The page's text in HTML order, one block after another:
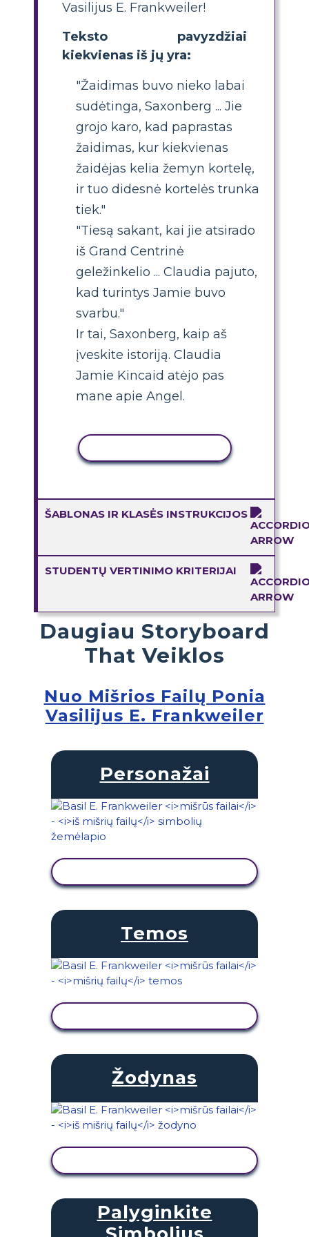
Vasilijus E. Frankweiler!
Teksto pavyzdžiai
kiekvienas iš jų yra:
"Žaidimas buvo nieko labai
sudėtinga, Saxonberg ... Jie
grojo karo, kad paprastas
žaidimas, kur kiekvienas
žaidėjas kelia žemyn kortelę,
ir tuo didesnė kortelės trunka
tiek."
"Tiesą sakant, kai jie atsirado
iš Grand Centrinė
geležinkelio ... Claudia pajuto,
kad turintys Jamie buvo
svarbu."
Ir tai, Saxonberg, kaip aš
įveskite istoriją. Claudia
Jamie Kincaid atėjo pas
mane apie Angel.
ŠABLONAS IR KLASĖS INSTRUKCIJOS
STUDENTŲ VERTINIMO KRITERIJAI
Daugiau Storyboard
That Veiklos
Nuo Mišrios Failų Ponia
Vasilijus E. Frankweiler
Personažai
Temos
Žodynas
Palyginkite